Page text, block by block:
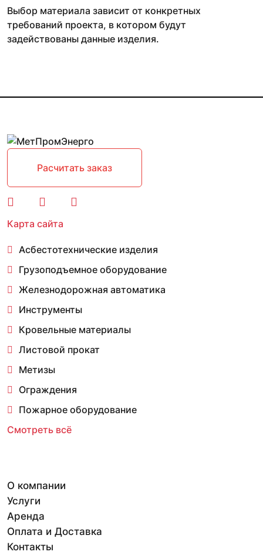
Выбор материала зависит от конкретных
требований проекта, в котором будут
задействованы данные изделия.
Расчитать заказ
Карта сайта
Асбестотехнические изделия
Грузоподъемное оборудование
Железнодорожная автоматика
Инструменты
Кровельные материалы
Листовой прокат
Метизы
Ограждения
Пожарное оборудование
Смотреть всё
О компании
Услуги
Аренда
Оплата и Доставка
Контакты